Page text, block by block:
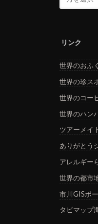
リンク
世界のおふ
世界の珍ス
世界のコー
世界のハン
ツアーメイ
ありがとう
アレルギー
世界の都市
市川GISポ
タビマップ